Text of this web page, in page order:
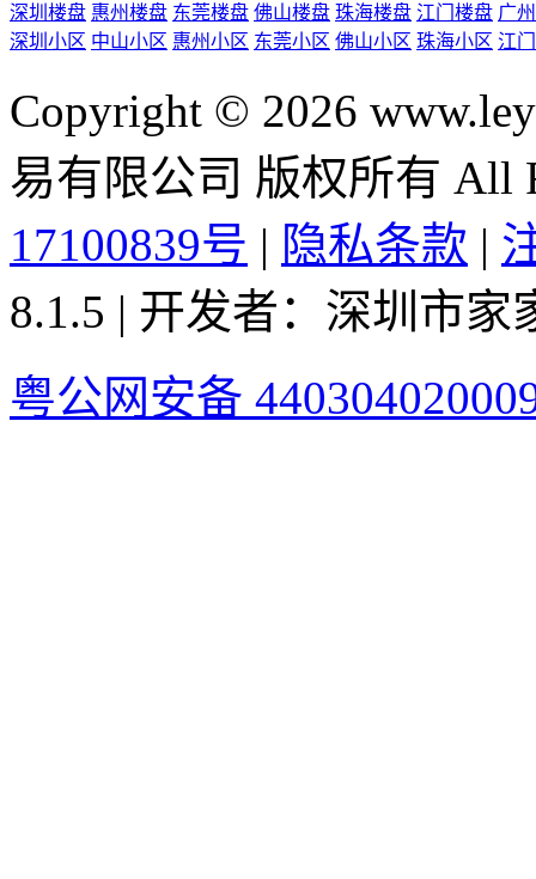
深圳楼盘 惠州楼盘 东莞楼盘 佛山楼盘 珠海楼盘 江门楼盘 广
深圳小区 中山小区 惠州小区 东莞小区 佛山小区 珠海小区 江
Copyright © 2026
易有限公司 版权所有 All
17100839号 | 隐私条款 |
8.1.5 | 开发者：深圳市
粤公网安备